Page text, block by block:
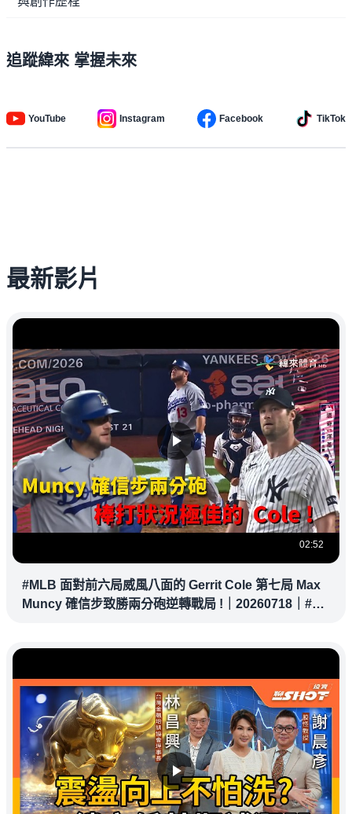
追蹤緯來 掌握未來
YouTube Instagram Facebook TikTok
最新影片
02:52
#MLB 面對前六局威風八面的 Gerrit Cole 第七局 Max
Muncy 確信步致勝兩分砲逆轉戰局 !｜20260718｜#洛